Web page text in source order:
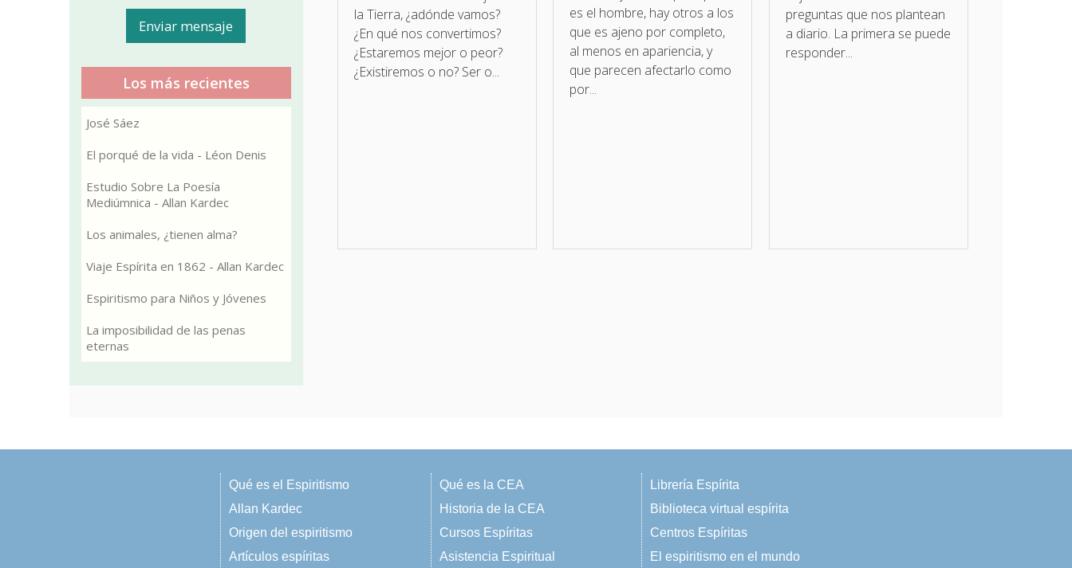
la Tierra, ¿adónde vamos?
¿En qué nos convertimos?
¿Estaremos mejor o peor?
¿Existiremos o no? Ser o...
es el hombre, hay otros a los
que es ajeno por completo,
al menos en apariencia, y
que parecen afectarlo como
por...
preguntas que nos plantean
a diario. La primera se puede
responder...
Los más recientes
José Sáez
El porqué de la vida - Léon Denis
Estudio Sobre La Poesía
Mediúmnica - Allan Kardec
Los animales, ¿tienen alma?
Viaje Espírita en 1862 - Allan Kardec
Espiritismo para Niños y Jóvenes
La imposibilidad de las penas
eternas
Qué es el Espiritismo
Allan Kardec
Origen del espiritismo
Artículos espíritas
Qué es la CEA
Historia de la CEA
Cursos Espíritas
Asistencia Espiritual
Librería Espírita
Biblioteca virtual espírita
Centros Espíritas
El espiritismo en el mundo